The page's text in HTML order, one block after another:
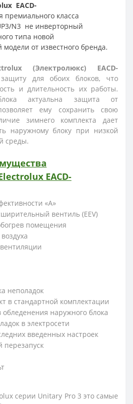
EACD-
премиального класса
N3 не инверторный
типа новой
модели от известного бренда.
(Электролюкс) EACD-
для обоих блоков, что
и длительность их работы.
актуальна защита от
ему сохранить свою
зимнего комплекта дает
наружному блоку при низкой
среды.
EACD-
«А»
вентиль (EEV)
помещения
неполадок
в стандартной комплектации
наружного блока
в электросети
введенных настроек
перезапуск
серии Unitary Pro 3 это самые